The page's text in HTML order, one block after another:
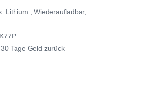
Lithium , Wiederaufladbar,
Tage Geld zurück